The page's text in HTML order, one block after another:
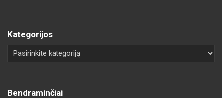
Kategorijos
Bendraminčiai